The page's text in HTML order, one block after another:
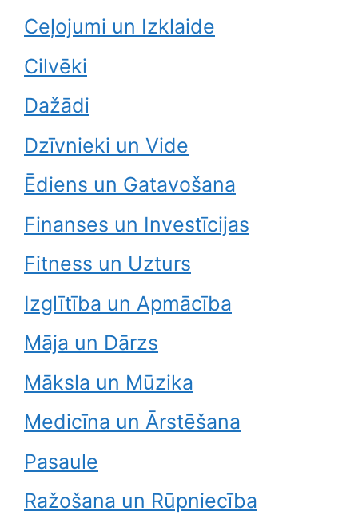
Ceļojumi un Izklaide
Cilvēki
Dažādi
Dzīvnieki un Vide
Ēdiens un Gatavošana
Finanses un Investīcijas
Fitness un Uzturs
Izglītība un Apmācība
Māja un Dārzs
Māksla un Mūzika
Medicīna un Ārstēšana
Pasaule
Ražošana un Rūpniecība